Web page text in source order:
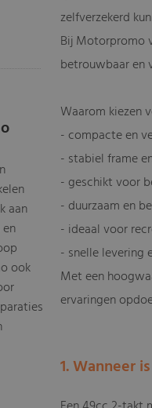
aan
ook
zelfverzekerd
Bij Motorpromo
betrouwbaar en
Waarom kiezen
- compacte en
- stabiel frame
- geschikt voor
- duurzaam en
- ideaal voor
- snelle levering
Met een
ervaringen
1. Wanneer